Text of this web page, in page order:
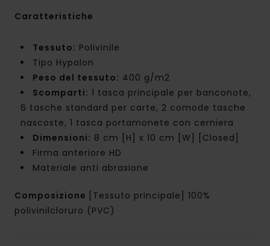
Caratteristiche
Tessuto: Polivinile
Tipo Hypalon
Peso del tessuto: 400 g/m2
Scomparti: 1 tasca principale per banconote,
6 tasche standard per carte, 2 comode tasche
nascoste, 1 tasca portamonete con cerniera
Dimensioni: 8 cm [H] x 10 cm [W] [Closed]
Firma anteriore HD
Materiale anti abrasione
Composizione
[Tessuto principale] 100%
polivinilcloruro (PVC)